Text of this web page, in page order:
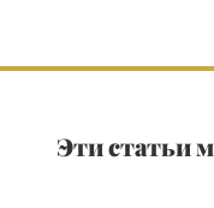
Эти статьи